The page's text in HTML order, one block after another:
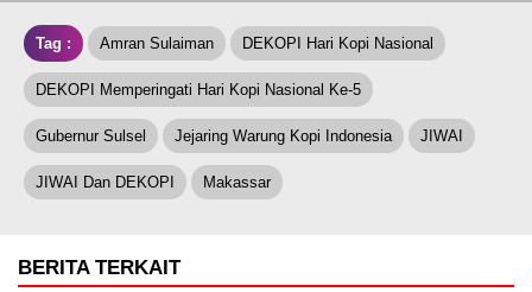
Tag : Amran Sulaiman DEKOPI Hari Kopi Nasional
DEKOPI Memperingati Hari Kopi Nasional Ke-5
Gubernur Sulsel Jejaring Warung Kopi Indonesia JIWAI
JIWAI Dan DEKOPI Makassar
BERITA TERKAIT